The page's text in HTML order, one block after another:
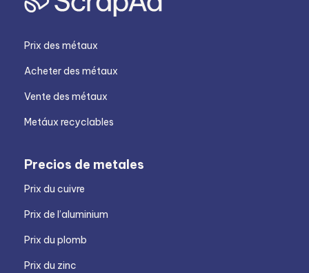
Prix des métaux
Acheter des métaux
Vente des métaux
Metáux recyclables
Precios de metales
Prix du cuivre
Prix de l’aluminium
Prix du plomb
Prix du zinc